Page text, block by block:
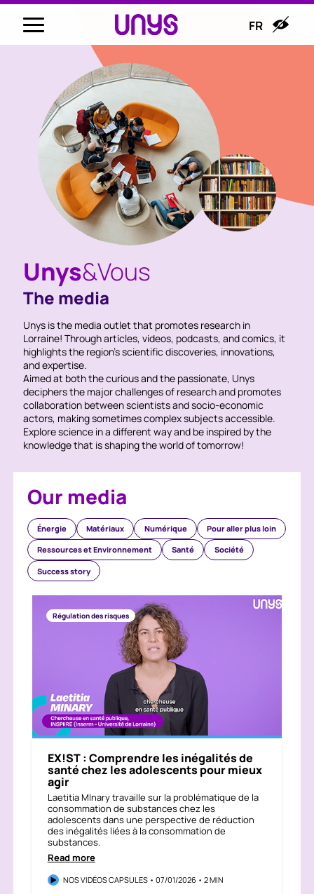
FR
Unys&Vous
The media
Unys is the media outlet that promotes research in
Lorraine! Through articles, videos, podcasts, and comics, it
highlights the region's scientific discoveries, innovations,
and expertise.
Aimed at both the curious and the passionate, Unys
deciphers the major challenges of research and promotes
collaboration between scientists and socio-economic
actors, making sometimes complex subjects accessible.
Explore science in a different way and be inspired by the
knowledge that is shaping the world of tomorrow!
Our media
Énergie Matériaux Numérique Pour aller plus loin
Ressources et Environnement Santé Société
Success story
Régulation des risques
EX!ST : Comprendre les inégalités de
santé chez les adolescents pour mieux
agir
Laetitia MInary travaille sur la problématique de la
consommation de substances chez les
adolescents dans une perspective de réduction
des inégalités liées à la consommation de
substances.
Read more
NOS VIDÉOS CAPSULES • 07/01/2026 • 2 MIN